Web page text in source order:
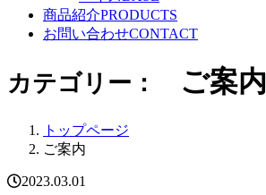
商品紹介PRODUCTS
お問い合わせCONTACT
カテゴリー： ご案内
トップページ
ご案内
2023.03.01